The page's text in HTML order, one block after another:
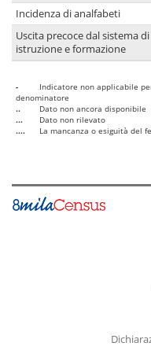
Incidenza di analfabeti
Uscita precoce dal sistema di
istruzione e formazione
-
Indicatore non applicabile
denominatore
..
Dato non ancora disponibile
...
Dato non rilevato
....
La mancanza o esiguità del